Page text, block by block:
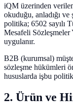
iQM üzerinden
okuduğu, anladığı ve
politika; 6502 sayılı
Mesafeli
uygulanır.
B2B (kurumsal)
sözleşme hükümleri
hususlarda işbu
2. Ürün ve